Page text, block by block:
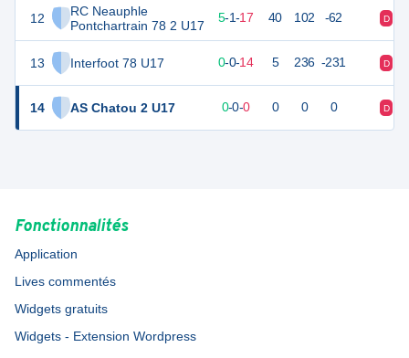
12
RC Neauphle
Pontchartrain 78 2 U17
13 Interfoot 78 U17
14 AS Chatou 2 U17
14 24 5-1-17 40 102 -62 D
-10 0-0-14 5 236 -231 D
0 0-0-0 0 0 0 D
Fonctionnalités
Application
Lives commentés
Widgets gratuits
Widgets - Extension Wordpress